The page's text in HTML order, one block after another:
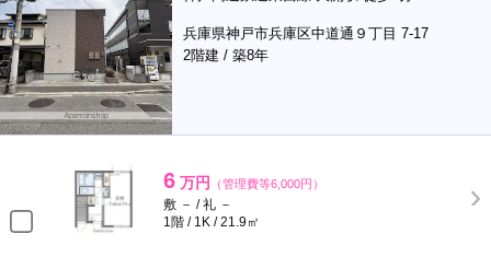
兵庫県神戸市兵庫区中道通９丁目 7-17
2階建 / 築8年
6 万円 （管理費等6,000円）
敷 － / 礼 －
1階 / 1K / 21.9㎡